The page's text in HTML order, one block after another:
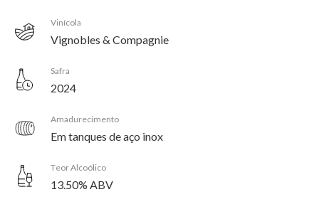
Vinícola
Vignobles & Compagnie
Safra
2024
Amadurecimento
Em tanques de aço inox
Teor Alcoólico
13.50% ABV